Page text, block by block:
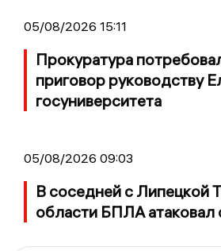
05/08/2026 15:11
Прокуратура
приговор руководству
госуниверситета
05/08/2026 09:03
В соседней с Липецкой
области БПЛА атаковал